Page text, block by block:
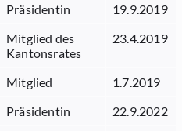
Präsidentin
19.9.2019
Mitglied des
Kantonsrates
23.4.2019
Mitglied
1.7.2019
Präsidentin
22.9.2022